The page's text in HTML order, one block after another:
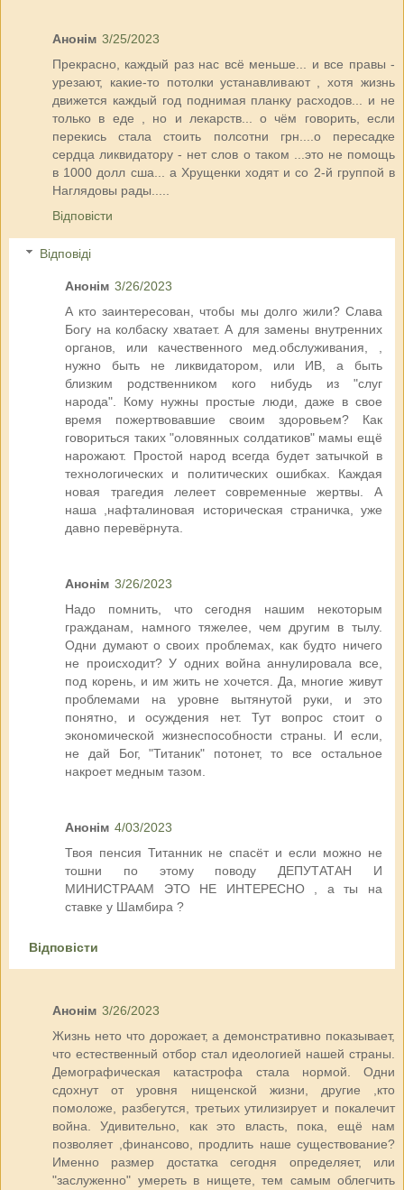
Анонім 3/25/2023
Прекрасно, каждый раз нас всё меньше... и все правы -
урезают, какие-то потолки устанавливают , хотя жизнь
движется каждый год поднимая планку расходов... и не
только в еде , но и лекарств... о чём говорить, если
перекись стала стоить полсотни грн....о пересадке
сердца ликвидатору - нет слов о таком ...это не помощь
в 1000 долл сша... а Хрущенки ходят и со 2-й группой в
Наглядовы рады.....
Відповісти
Відповіді
Анонім 3/26/2023
А кто заинтересован, чтобы мы долго жили? Слава
Богу на колбаску хватает. А для замены внутренних
органов, или качественного мед.обслуживания, ,
нужно быть не ликвидатором, или ИВ, а быть
близким родственником кого нибудь из "слуг
народа". Кому нужны простые люди, даже в свое
время пожертвовавшие своим здоровьем? Как
говориться таких "оловянных солдатиков" мамы ещё
нарожают. Простой народ всегда будет затычкой в
технологических и политических ошибках. Каждая
новая трагедия лелеет современные жертвы. А
наша ,нафталиновая историческая страничка, уже
давно перевёрнута.
Анонім 3/26/2023
Надо помнить, что сегодня нашим некоторым
гражданам, намного тяжелее, чем другим в тылу.
Одни думают о своих проблемах, как будто ничего
не происходит? У одних война аннулировала все,
под корень, и им жить не хочется. Да, многие живут
проблемами на уровне вытянутой руки, и это
понятно, и осуждения нет. Тут вопрос стоит о
экономической жизнеспособности страны. И если,
не дай Бог, "Титаник" потонет, то все остальное
накроет медным тазом.
Анонім 4/03/2023
Твоя пенсия Титанник не спасёт и если можно не
тошни по этому поводу ДЕПУТАТАН И
МИНИСТРААМ ЭТО НЕ ИНТЕРЕСНО , а ты на
ставке у Шамбира ?
Відповісти
Анонім 3/26/2023
Жизнь нето что дорожает, а демонстративно показывает,
что естественный отбор стал идеологией нашей страны.
Демографическая катастрофа стала нормой. Одни
сдохнут от уровня нищенской жизни, другие ,кто
помоложе, разбегутся, третьих утилизирует и покалечит
война. Удивительно, как это власть, пока, ещё нам
позволяет ,финансово, продлить наше существование?
Именно размер достатка сегодня определяет, или
"заслуженно" умереть в нищете, тем самым облегчить